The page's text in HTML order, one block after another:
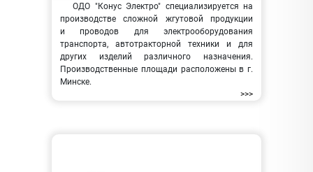
ОДО "Конус Электро" специализируется на
производстве сложной жгутовой продукции
и проводов для электрооборудования
транспорта, автотракторной техники и для
других изделий различного назначения.
Производственные площади расположены в г.
Минске.
>>>